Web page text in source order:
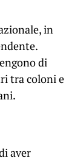
in
di
tra coloni e
aver